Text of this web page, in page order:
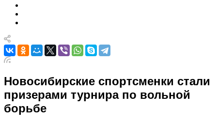
Новосибирские спортсменки стали
призерами турнира по вольной
борьбе